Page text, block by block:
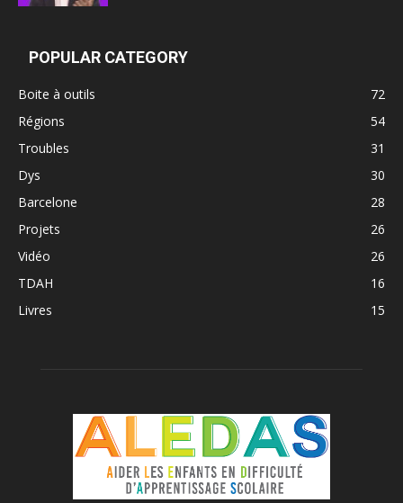
POPULAR CATEGORY
Boite à outils
72
Régions
54
Troubles
31
Dys
30
Barcelone
28
Projets
26
Vidéo
26
TDAH
16
Livres
15